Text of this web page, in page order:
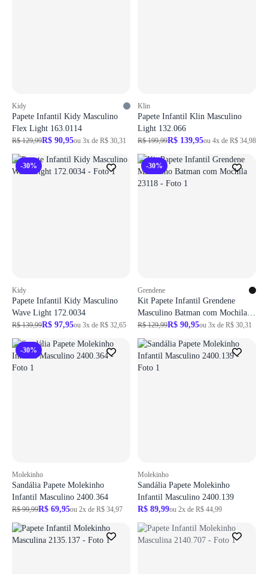
Kidy
Papete Infantil Kidy Masculino
Flex Light 163.0114
R$ 129,99R$ 90,95ou 3x de R$ 30,31
Klin
Papete Infantil Klin Masculino
Light 132.066
R$ 199,99R$ 139,95ou 4x de R$ 34,98
-30%
Kidy
Papete Infantil Kidy Masculino
Wave Light 172.0034
R$ 139,99R$ 97,95ou 3x de R$ 32,65
-30%
Grendene
Kit Papete Infantil Grendene
Masculino Batman com Mochila
23118
R$ 129,99R$ 90,95ou 3x de R$ 30,31
-30%
Molekinho
Sandália Papete Molekinho
Infantil Masculino 2400.364
R$ 99,99R$ 69,95ou 2x de R$ 34,97
Molekinho
Sandália Papete Molekinho
Infantil Masculino 2400.139
R$ 89,99ou 2x de R$ 44,99